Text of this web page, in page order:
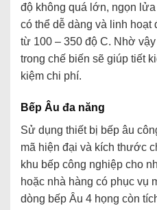
độ không quá lớn, ngọn
có thể dễ dàng và linh hoạt
từ 100 – 350 độ C. Nhờ
trong chế biến sẽ giúp tiết
kiệm chi phí.
Bếp Âu đa năng
Sử dụng thiết bị bếp âu
mã hiện đại và kích thước
khu bếp công nghiệp cho
hoặc nhà hàng có phục vụ
dòng bếp Âu 4 họng còn